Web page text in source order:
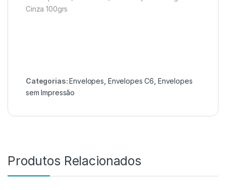
Cinza 100grs
Categorias:Envelopes Envelopes C6 Envelopes
sem Impressão
Produtos Relacionados